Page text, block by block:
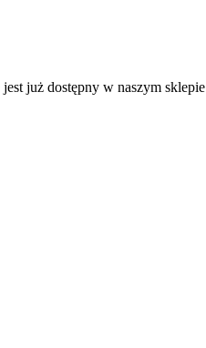
już dostępny w naszym sklepie